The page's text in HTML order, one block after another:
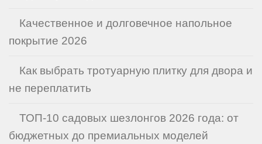
Качественное и долговечное напольное
покрытие 2026
Как выбрать тротуарную плитку для двора и
не переплатить
ТОП-10 садовых шезлонгов 2026 года: от
бюджетных до премиальных моделей